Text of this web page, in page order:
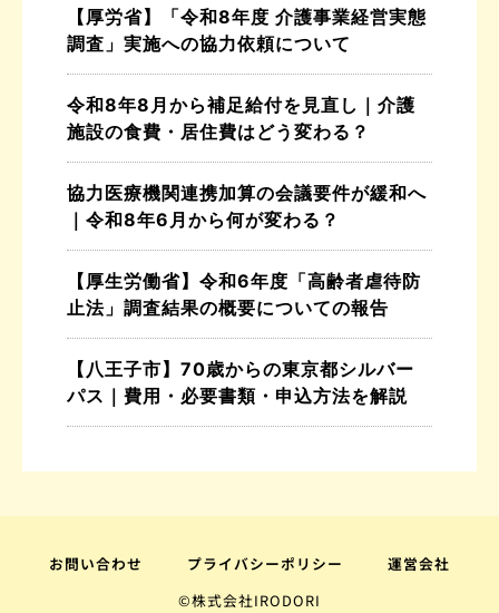
【厚労省】「令和8年度 介護事業経営実態
調査」実施への協力依頼について
令和8年8月から補足給付を見直し｜介護
施設の食費・居住費はどう変わる？
協力医療機関連携加算の会議要件が緩和へ
｜令和8年6月から何が変わる？
【厚生労働省】令和6年度「高齢者虐待防
止法」調査結果の概要についての報告
【八王子市】70歳からの東京都シルバー
パス｜費用・必要書類・申込方法を解説
お問い合わせ プライバシーポリシー
運営会社
©株式会社IRODORI